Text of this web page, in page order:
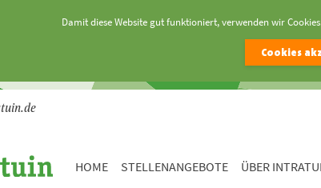
Damit diese Website gut funktioniert, verwenden wir
Cookies
HOME STELLENANGEBOTE ÜBER